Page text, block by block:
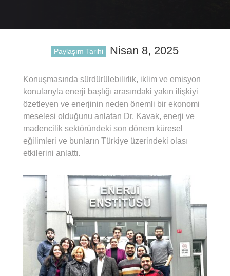
Paylaşım Tarihi Nisan 8, 2025
Konuşmasında sürdürülebilirlik, iklim ve emisyon
konularıyla enerji başlığı arasındaki yakın ilişkiyi
özetleyen ve enerjinin neden önemli bir ekonomi
meselesi olduğunu anlatan Dr. Kavak, enerji ve
madencilik sektöründeki son dönem küresel
eğilimleri ve bunların Türkiye üzerindeki olası
etkilerini anlattı.